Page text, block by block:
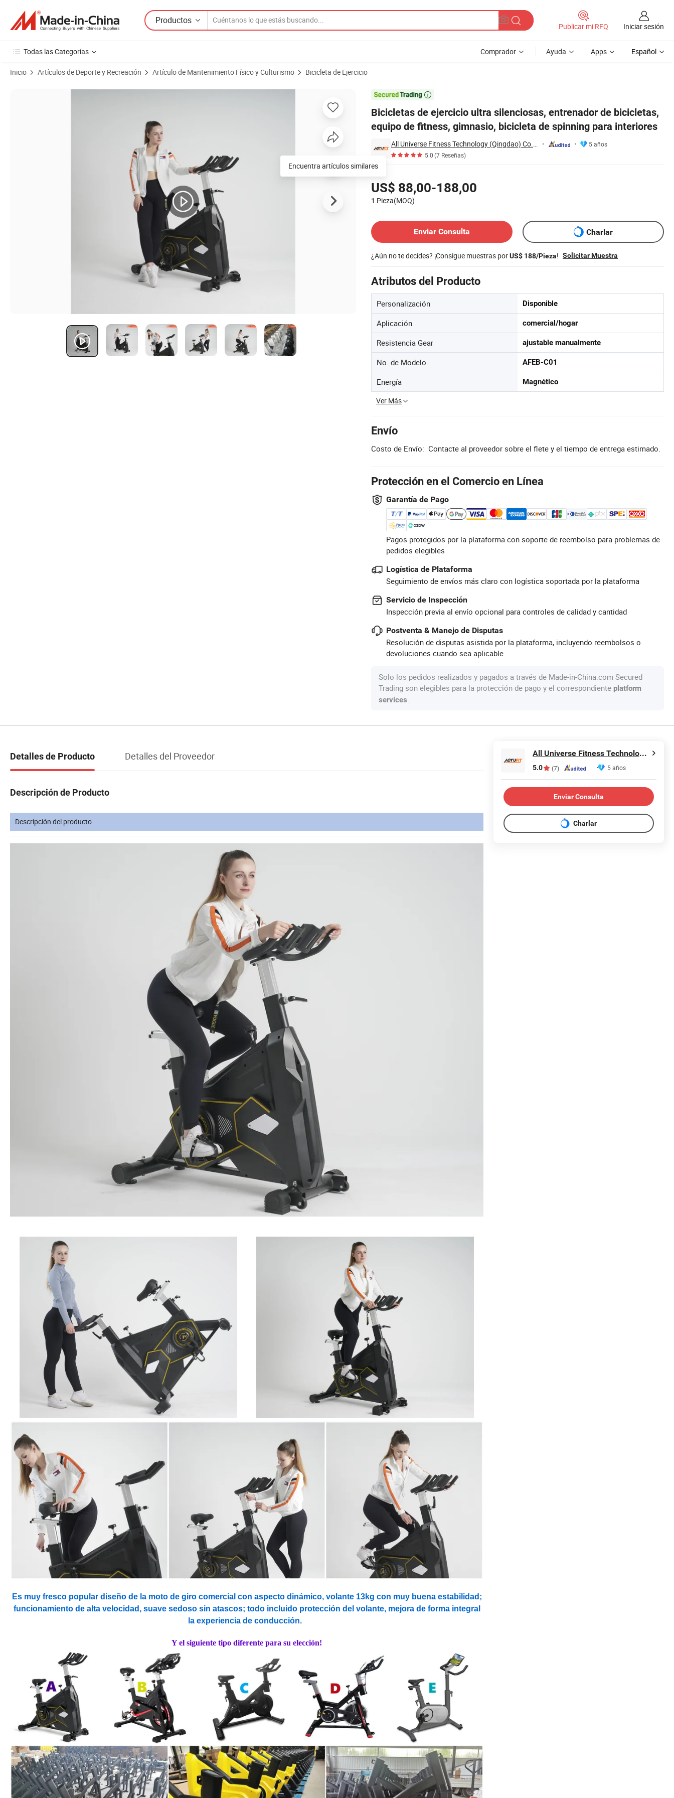
Productos
Publicar mi RFQ Iniciar sesión
Todas las Categorías Comprador Ayuda Apps Español
Inicio Artículos de Deporte y Recreación Artículo de Mantenimiento Físico y Culturismo Bicicleta de Ejercicio

Bicicletas de ejercicio ultra silenciosas, entrenador de bicicletas,
equipo de fitness, gimnasio, bicicleta de spinning para interiores
All Universe Fitness Technology (Qingdao) Co., Ltd.
5 años
5.0(7 Reseñas)
US$ 88,00-188,00
1 Pieza(MOQ)
Enviar Consulta
Charlar
¿Aún no te decides? ¡Consigue muestras porUS$ 188/Pieza! Solicitar Muestra
Atributos del Producto
Personalización Disponible
Aplicación comercial/hogar
Resistencia Gear ajustable manualmente
No. de Modelo. AFEB-C01
Energía Magnético
Ver Más
Envío
Costo de Envío: Contacte al proveedor sobre el flete y el tiempo de entrega estimado.
Protección en el Comercio en Línea
Garantía de Pago
Pagos protegidos por la plataforma con soporte de reembolso para problemas de
pedidos elegibles
Logística de Plataforma
Seguimiento de envíos más claro con logística soportada por la plataforma
Servicio de Inspección
Inspección previa al envío opcional para controles de calidad y cantidad
Postventa & Manejo de Disputas
Resolución de disputas asistida por la plataforma, incluyendo reembolsos o
devoluciones cuando sea aplicable
Solo los pedidos realizados y pagados a través de Made-in-China.com Secured
Trading son elegibles para la protección de pago y el correspondiente platform
services.
Imágenes de productos de Bicicletas de ejercicio ultra silenciosas, entrenador de bicicletas, equipo de fitness, gimnasio, bicicleta de spinning para interiores
Detalles de Producto Detalles del Proveedor
Descripción de Producto
Descripción del producto
Es muy fresco popular diseño de la moto de giro comercial con aspecto dinámico, volante 13kg con muy buena estabilidad;
funcionamiento de alta velocidad, suave sedoso sin atascos; todo incluido protección del volante, mejora de forma integral
la experiencia de conducción.
Y el siguiente tipo diferente para su elección!
All Universe Fitness Technology (Qingdao) Co., Ltd.
5.0 (7) 5 años
Enviar Consulta
Charlar